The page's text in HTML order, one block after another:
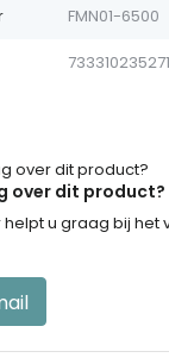
FMN01-6500
over dit product?
u graag bij het